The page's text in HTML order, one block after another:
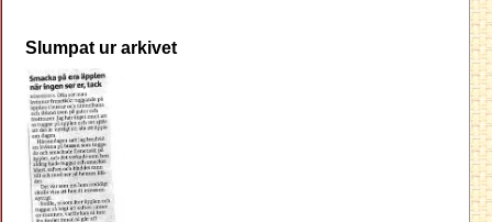
Slumpat ur arkivet